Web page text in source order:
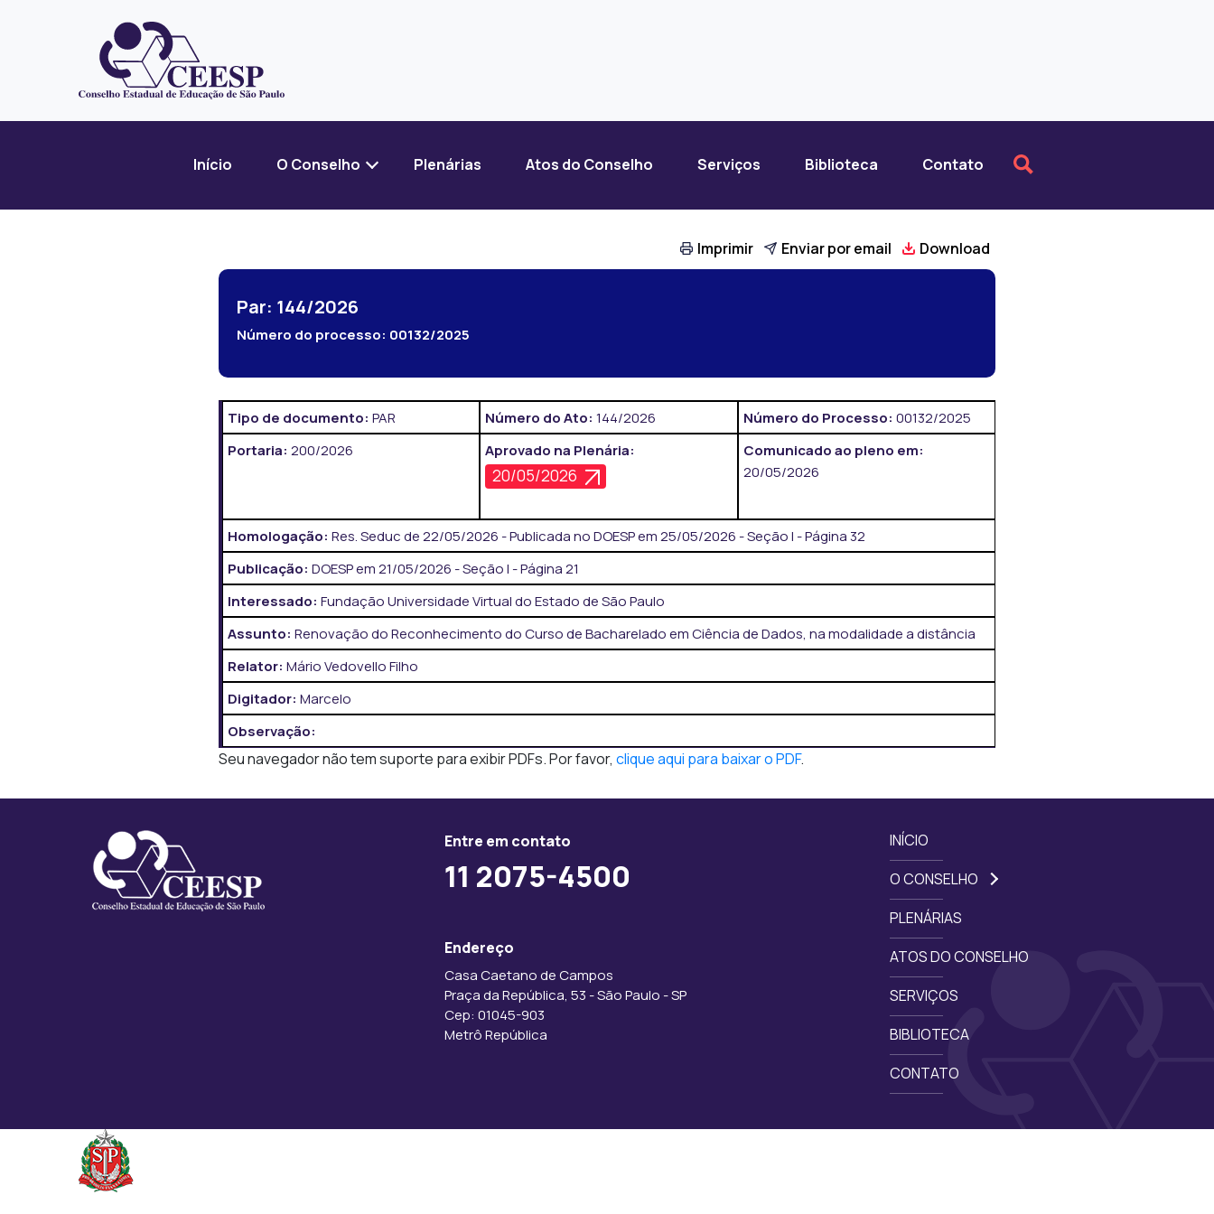
Início O Conselho Plenárias Atos do Conselho Serviços Biblioteca Contato
Imprimir Enviar por email Download
Par: 144/2026
Número do processo: 00132/2025
Tipo de documento: PAR Número do Ato: 144/2026 Número do Processo: 00132/2025
Portaria: 200/2026 Aprovado na Plenária:
20/05/2026
Comunicado ao pleno em:
20/05/2026
Homologação: Res. Seduc de 22/05/2026 - Publicada no DOESP em 25/05/2026 - Seção I - Página 32
Publicação: DOESP em 21/05/2026 - Seção I - Página 21
Interessado: Fundação Universidade Virtual do Estado de São Paulo
Assunto: Renovação do Reconhecimento do Curso de Bacharelado em Ciência de Dados, na modalidade a distância
Relator: Mário Vedovello Filho
Digitador: Marcelo
Observação:
Seu navegador não tem suporte para exibir PDFs. Por favor, clique aqui para baixar o PDF.
Entre em contato
11 2075-4500
Endereço
Casa Caetano de Campos
Praça da República, 53 - São Paulo - SP
Cep: 01045-903
Metrô República
INÍCIO
O CONSELHO
PLENÁRIAS
ATOS DO CONSELHO
SERVIÇOS
BIBLIOTECA
CONTATO